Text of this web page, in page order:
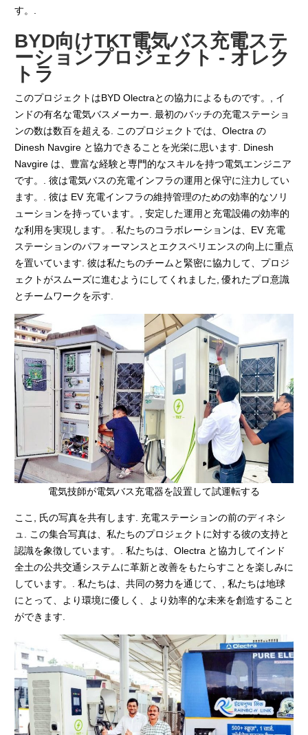
す。.
BYD向けTKT電気バス充電ステ
ーションプロジェクト - オレク
トラ
このプロジェクトはBYD Olectraとの協力によるものです。, イ
ンドの有名な電気バスメーカー. 最初のバッチの充電ステーショ
ンの数は数百を超える. このプロジェクトでは、Olectra の
Dinesh Navgire と協力できることを光栄に思います. Dinesh
Navgire は、豊富な経験と専門的なスキルを持つ電気エンジニア
です。. 彼は電気バスの充電インフラの運用と保守に注力してい
ます。. 彼は EV 充電インフラの維持管理のための効率的なソリ
ューションを持っています。, 安定した運用と充電設備の効率的
な利用を実現します。. 私たちのコラボレーションは、EV 充電
ステーションのパフォーマンスとエクスペリエンスの向上に重点
を置いています. 彼は私たちのチームと緊密に協力して、プロジ
ェクトがスムーズに進むようにしてくれました, 優れたプロ意識
とチームワークを示す.
電気技師が電気バス充電器を設置して試運転する
ここ, 氏の写真を共有します. 充電ステーションの前のディネシ
ュ. この集合写真は、私たちのプロジェクトに対する彼の支持と
認識を象徴しています。. 私たちは、Olectra と協力してインド
全土の公共交通システムに革新と改善をもたらすことを楽しみに
しています。. 私たちは、共同の努力を通じて、, 私たちは地球
にとって、より環境に優しく、より効率的な未来を創造すること
ができます.